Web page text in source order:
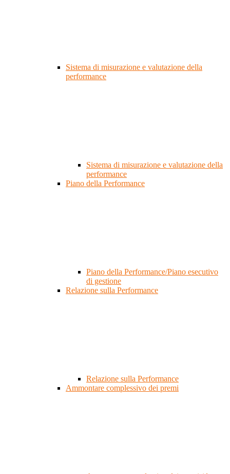
Sistema di misurazione e valutazione della
performance
Sistema di misurazione e valutazione della
performance
Piano della Performance
Piano della Performance/Piano esecutivo
di gestione
Relazione sulla Performance
Relazione sulla Performance
Ammontare complessivo dei premi